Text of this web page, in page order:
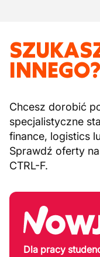
INNEGO?
Chcesz dorobić
specjalistyczne
finance, logistics
Sprawdź oferty
CTRL-F.
Dla pracy